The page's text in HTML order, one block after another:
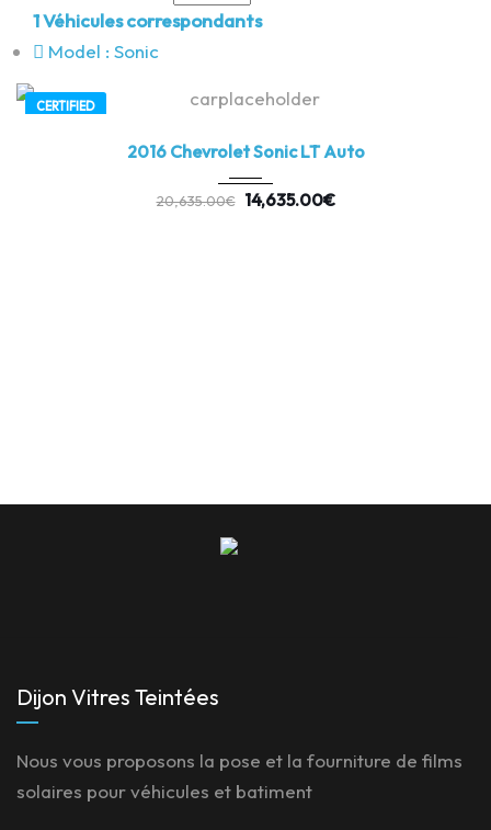
1Véhicules correspondants
Model : Sonic
CERTIFIED
2016 Chevrolet Sonic LT Auto
20,635.00€ 14,635.00€
Dijon Vitres Teintées
Nous vous proposons la pose et la fourniture de films
solaires pour véhicules et batiment